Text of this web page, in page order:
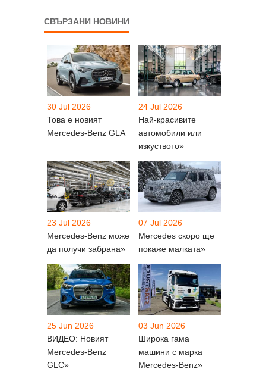
СВЪРЗАНИ НОВИНИ
30 Jul 2026
Това е новият
Mercedes-Benz GLA
24 Jul 2026
Най-красивите
автомобили или
изкуството»
23 Jul 2026
Mercedes-Benz може
да получи забрана»
07 Jul 2026
Mercedes скоро ще
покаже малката»
25 Jun 2026
ВИДЕО: Новият
Mercedes-Benz
GLC»
03 Jun 2026
Широка гама
машини с марка
Mercedes-Benz»